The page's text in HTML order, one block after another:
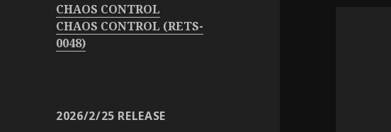
CHAOS CONTROL
CHAOS CONTROL (RETS-
0048)
2026/2/25 RELEASE